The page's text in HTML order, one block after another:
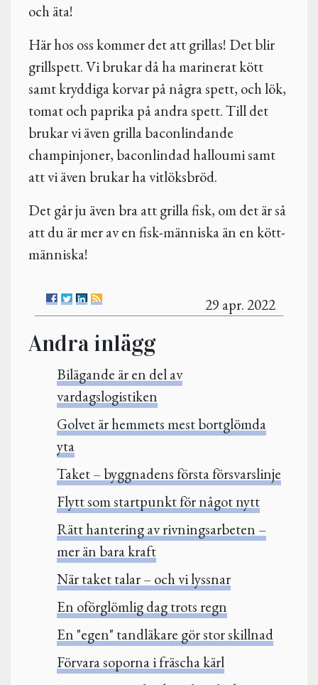
och äta!
Här hos oss kommer det att grillas! Det blir
grillspett. Vi brukar då ha marinerat kött
samt kryddiga korvar på några spett, och lök,
tomat och paprika på andra spett. Till det
brukar vi även grilla baconlindande
champinjoner, baconlindad halloumi samt
att vi även brukar ha vitlöksbröd.
Det går ju även bra att grilla fisk, om det är så
att du är mer av en fisk-människa än en kött-
människa!
29 apr. 2022
Andra inlägg
Bilägande är en del av
vardagslogistiken
Golvet är hemmets mest bortglömda
yta
Taket – byggnadens första försvarslinje
Flytt som startpunkt för något nytt
Rätt hantering av rivningsarbeten –
mer än bara kraft
När taket talar – och vi lyssnar
En oförglömlig dag trots regn
En "egen" tandläkare gör stor skillnad
Förvara soporna i fräscha kärl